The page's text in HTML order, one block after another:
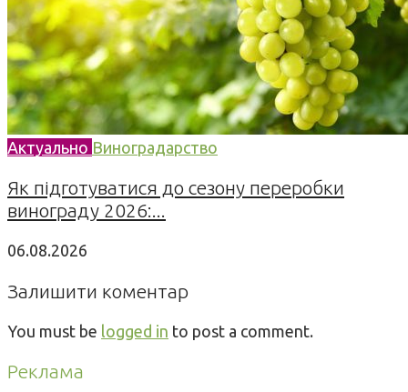
Актуально Виноградарство
Як підготуватися до сезону переробки
винограду 2026:...
06.08.2026
Залишити коментар
You must be logged in to post a comment.
Реклама